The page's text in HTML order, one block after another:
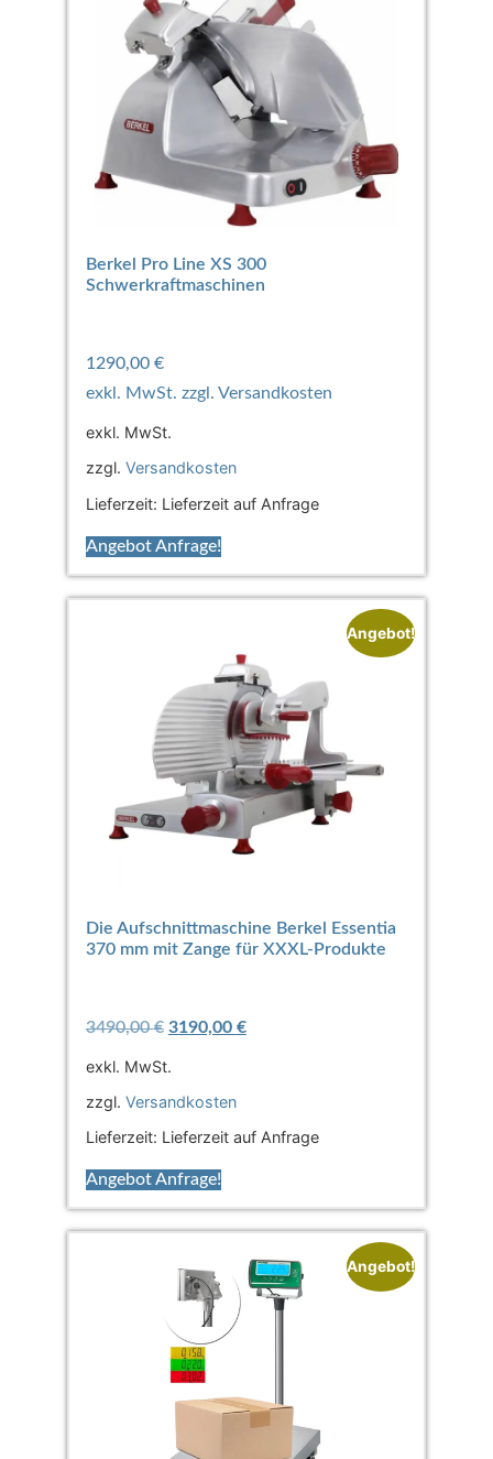
Berkel Pro Line XS 300
Schwerkraftmaschinen
1290,00 €
exkl. MwSt.
zzgl. Versandkosten
Lieferzeit: Lieferzeit auf Anfrage
Angebot Anfrage!
Angebot!
Die Aufschnittmaschine Berkel Essentia
370 mm mit Zange für XXXL-Produkte
3490,00€ 3190,00 €
exkl. MwSt.
zzgl. Versandkosten
Lieferzeit: Lieferzeit auf Anfrage
Angebot Anfrage!
Angebot!